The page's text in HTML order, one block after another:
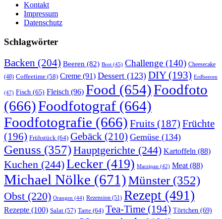
Kontakt
Impressum
Datenschutz
Schlagwörter
Backen (204) Beeren (82) Brot (45) Challenge (140) Cheesecake
(48) Coffeetime (58) Creme (91) Dessert (123) DIY(193) Erdbeeren
(47) Fisch (65) Fleisch (96) Food (654)Foodfoto
(666)Foodfotograf (664)
Foodfotografie (666) Fruits (187) Früchte
(196) Frühstück (64) Gebäck (210) Gemüse (134)
Genuss (357)Hauptgerichte (244) Kartoffeln (88)
Kuchen (244)Lecker (419) Marzipan (42) Meat (88)
Michael Nölke (671)Münster(352)
Obst (220) Orangen (44) Rezension (51) Rezept (491)
Rezepte (100) Salat (57) Tarte (64) Tea-Time (194) Törtchen (69)